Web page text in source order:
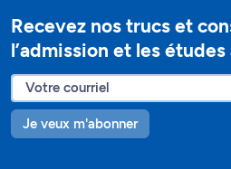
Recevez nos trucs et
l’admission et les études
Je veux m'abonner